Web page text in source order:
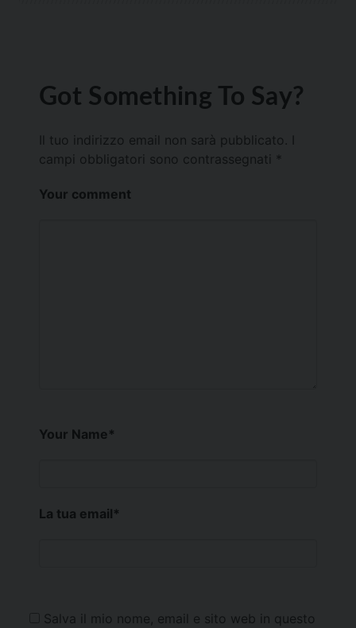
Got Something To Say?
Il tuo indirizzo email non sarà pubblicato.
campi obbligatori sono contrassegnati *
Your comment
Your Name*
La tua email*
Salva il mio nome, email e sito web in questo